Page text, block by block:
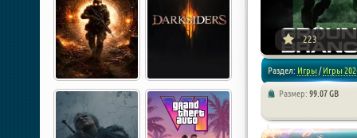
223
Раздел: Игры/Игры
Размер: 99.07 GB